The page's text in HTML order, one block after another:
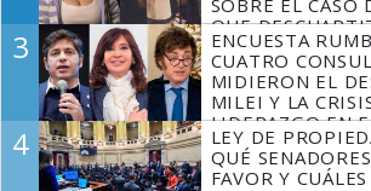
QUE
MARIDO
3
ENCUESTA
CUATRO
MIDIERON EL
MILEI Y LA
LIDERAZGO EN
4
LEY DE
QUÉ
FAVOR Y